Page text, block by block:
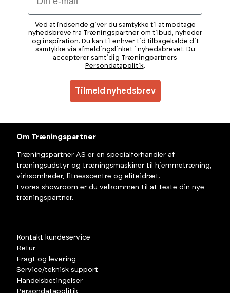
Ved at indsende giver du samtykke til at modtage
nyhedsbreve fra Træningspartner om tilbud, nyheder
og inspiration. Du kan til enhver tid tilbagekalde dit
samtykke via afmeldingslinket i nyhedsbrevet. Du
accepterer samtidig Træningpartners
Persondatapolitik.
Tilmeld nyhedsbrev
Om Træningspartner
Træningspartner AS er en specialforhandler af
træningsudstyr og træningsmaskiner til hjemmetræning,
virksomheder, fitnesscentre og eliteidræt.
I vores showroom er du velkommen til at teste din nye
træningspartner.
Kontakt kundeservice
Retur
Fragt og levering
Service/teknisk support
Handelsbetingelser
Persondatapolitik